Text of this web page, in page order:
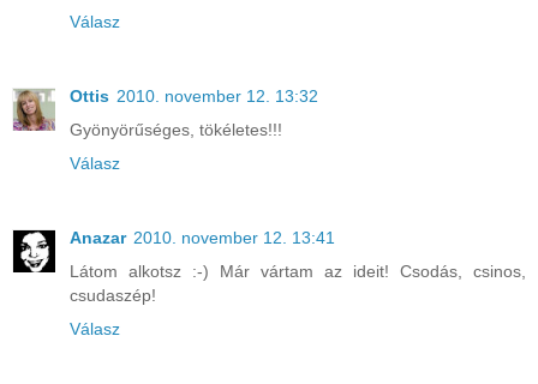
Válasz
Ottis 2010. november 12. 13:32
Gyönyörűséges, tökéletes!!!
Válasz
Anazar 2010. november 12. 13:41
Látom alkotsz :-) Már vártam az ideit! Csodás, csinos,
csudaszép!
Válasz